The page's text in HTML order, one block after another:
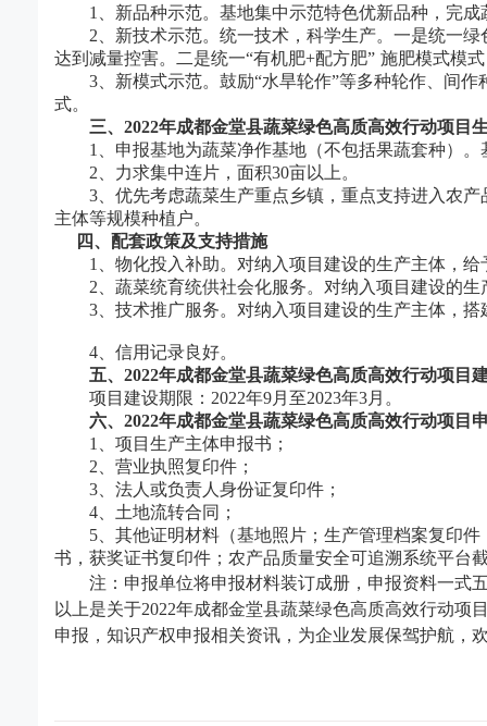
1、新品种示范。基地集中示范特色优新品种，完
2、新技术示范。统一技术，科学生产。一是统一
达到减量控害。二是统一“有机肥+配方肥” 施肥模式模
3、新模式示范。鼓励“水旱轮作”等多种轮作、间
式。
三、 2022年成都金堂县蔬菜绿色高质高效行动项目
1、申报基地为蔬菜净作基地（不包括果蔬套种）
2、力求集中连片，面积30亩以上。
3、优先考虑蔬菜生产重点乡镇，重点支持进入农
主体等规模种植户。
四、配套政策及支持措施
1、物化投入补助。对纳入项目建设的生产主体，
2、蔬菜统育统供社会化服务。对纳入项目建设的
3、技术推广服务。对纳入项目建设的生产主体，
4、信用记录良好。
五、 2022年成都金堂县蔬菜绿色高质高效行动项目
项目建设期限： 2022年9月至2023年3月。
六、 2022年成都金堂县蔬菜绿色高质高效行动项目
1、项目生产主体申报书；
2、营业执照复印件；
3、法人或负责人身份证复印件；
4、土地流转合同；
5、其他证明材料（基地照片；生产管理档案复印
书，获奖证书复印件；农产品质量安全可追溯系统平台
注：申报单位将申报材料装订成册，申报资料一式
以上是关于2022年成都金堂县蔬菜绿色高质高效行动项
申报，知识产权申报相关资讯，为企业发展保驾护航，